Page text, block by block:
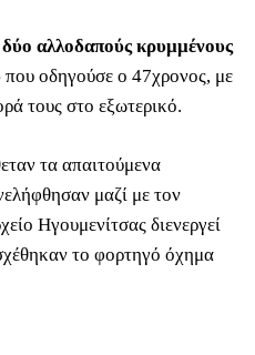
δύο αλλοδαπούς κρυμμένους
που οδηγούσε ο 47χρονος, με
τους στο εξωτερικό.
τα απαιτούμενα
μαζί με τον
Ηγουμενίτσας διενεργεί
το φορτηγό όχημα